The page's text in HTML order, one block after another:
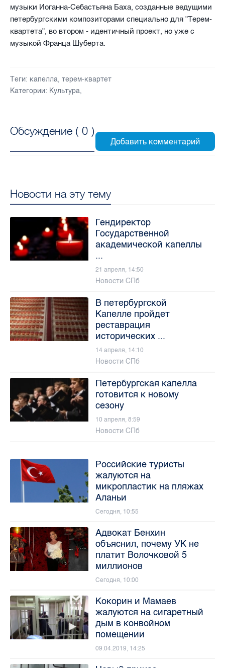
музыки Иоганна-Себастьяна Баха, созданные ведущими
петербургскими композиторами специально для "Терем-
квартета", во втором - идентичный проект, но уже с
музыкой Франца Шуберта.
Теги: капелла, терем-квартет
Категории: Культура,
Обсуждение ( 0 )
Новости на эту тему
Гендиректор
Государственной
академической капеллы
...
21 апреля, 14:50
Новости СПб
В петербургской
Капелле пройдет
реставрация
исторических ...
14 апреля, 14:10
Новости СПб
Петербургская капелла
готовится к новому
сезону
10 апреля, 8:59
Новости СПб
Российские туристы
жалуются на
микропластик на пляжах
Аланьи
Сегодня, 10:55
Адвокат Бенхин
объяснил, почему УК не
платит Волочковой 5
миллионов
Сегодня, 10:00
Кокорин и Мамаев
жалуются на сигаретный
дым в конвойном
помещении
09.04.2019, 14:25